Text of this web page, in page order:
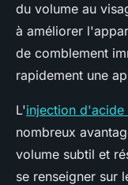
du volume au
à améliorer
de comblement
rapidement une
L'injection d'acide
nombreux
volume subtil et
se renseigner sur